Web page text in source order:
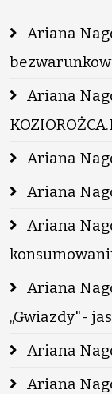
Ariana
Ariana
Ariana
Ariana
Ariana
Ariana
„Gwiazdy"-
Ariana
Ariana